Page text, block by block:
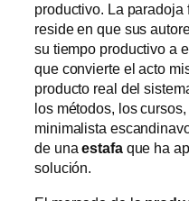
productivo. La
reside en que sus
su tiempo productivo a
que convierte el acto
producto real del
los métodos, los
minimalista
de unaestafaque ha
solución.